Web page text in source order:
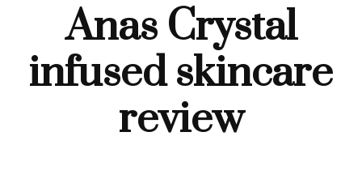
Anas Crystal
infused skincare
review